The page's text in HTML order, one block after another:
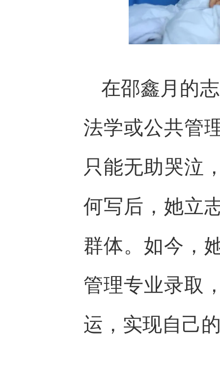
在邵鑫月的
法学或公共管
只能无助哭泣
何写后，她立
群体。如今，
管理专业录取
运，实现自己